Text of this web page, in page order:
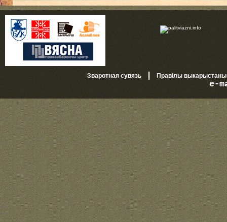
Зваротная сувязь| Правілы
e-